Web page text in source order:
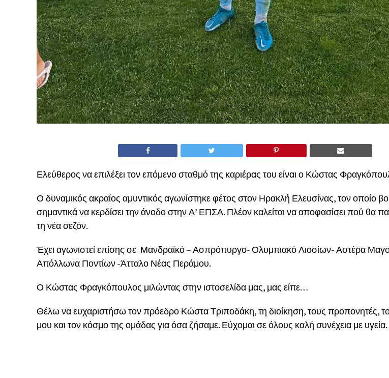
Ελεύθερος να επιλέξει τον επόμενο σταθμό της καριέρας του είναι ο Κώστας
Ο δυναμικός ακραίος αμυντικός αγωνίστηκε φέτος στον Ηρακλή Ελευσίνας, τον οποίο
σημαντικά να κερδίσει την άνοδο στην Α’ ΕΠΣΑ. Πλέον καλείται να αποφασίσει πού θα
τη νέα σεζόν.
Έχει αγωνιστεί επίσης σε Μανδραϊκό – Ασπρόπυργο- Ολυμπιακό Λιοσίων- Αστέρα
Απόλλωνα Ποντίων -Άτταλο Νέας Περάμου.
Ο Κώστας Φραγκόπουλος μιλώντας στην ιστοσελίδα μας, μας είπε…
Θέλω να ευχαριστήσω τον πρόεδρο Κώστα Τριποδάκη, τη διοίκηση, τους προπονητές,
μου και τον κόσμο της ομάδας για όσα ζήσαμε. Εύχομαι σε όλους καλή συνέχεια με υγεία.